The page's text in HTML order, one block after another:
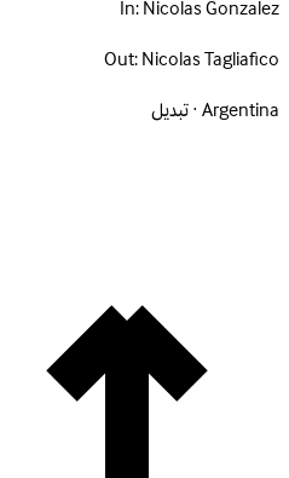
In:Nicolas Gonzalez
Out:Nicolas Tagliafico
Argentina · تبديل